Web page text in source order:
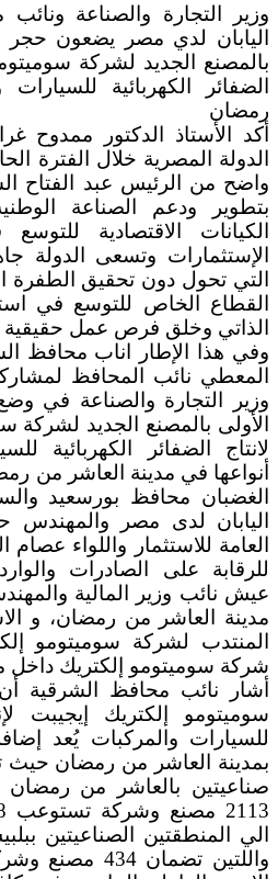
وزير التجارة والصناعة
اليابان لدي مصر يضعون حجر
بالمصنع الجديد لشركة
الضفائر الكهربائية
رمضان
أكد الأستاذ الدكتور ممدوح
الدولة المصرية خلال الفترة
واضح من الرئيس عبد الفتاح
بتطوير ودعم الصناعة
الكيانات الاقتصادية
الإستثمارات وتسعى الدولة
التي تحول دون تحقيق الطفرة
القطاع الخاص للتوسع في
الذاتي وخلق فرص عمل حقيقية
وفي هذا الإطار اناب محافظ
المعطي نائب المحافظ
وزير التجارة والصناعة في
الأولى بالمصنع الجديد لشركة
لانتاج الضفائر الكهربائية
أنواعها في مدينة العاشر من
الغضبان محافظ بورسعيد
اليابان لدى مصر والمهندس
العامة للاستثمار واللواء عصام
للرقابة على الصادرات
عيش نائب وزير المالية
مدينة العاشر من رمضان، و
المنتدب لشركة سوميتومو
شركة سوميتومو إلكتريك داخل
أشار نائب محافظ الشرقية
سوميتومو إلكتريك إيجيبت
للسيارات والمركبات يُعد
بمدينة العاشر من رمضان حيث
صناعيتين بالعاشر من رمضان
الي المنطقتين الصناعيتين